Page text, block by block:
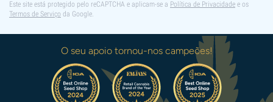
Este site está protegido pelo reCAPTCHA e aplicam-se a Política de Privacidade e os
Termos de Serviço da Google.
O seu apoio tornou-nos campeões!